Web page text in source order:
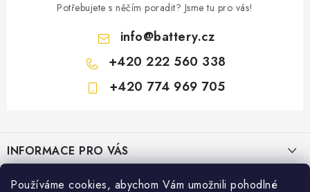
Používáme cookies, abychom Vám umožnili pohodlné
Potřebujete s něčím poradit? Jsme tu pro vás!
info@battery.cz
+420 222 560 338
+420 774 969 705
pINFORMACE PRO VÁS
KONTAKTY
PRODEJNY BATTERY.CZ